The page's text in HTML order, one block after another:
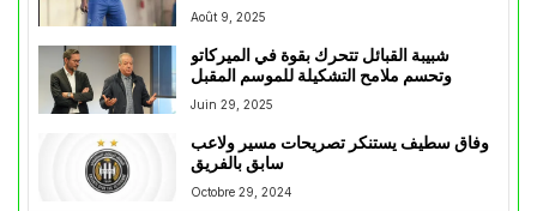
Août 9, 2025
شبيبة القبائل تتحرك بقوة في الميركاتو
وتحسم ملامح التشكيلة للموسم المقبل
Juin 29, 2025
وفاق سطيف يستنكر تصريحات مسير ولاعب
سابق بالفريق
Octobre 29, 2024